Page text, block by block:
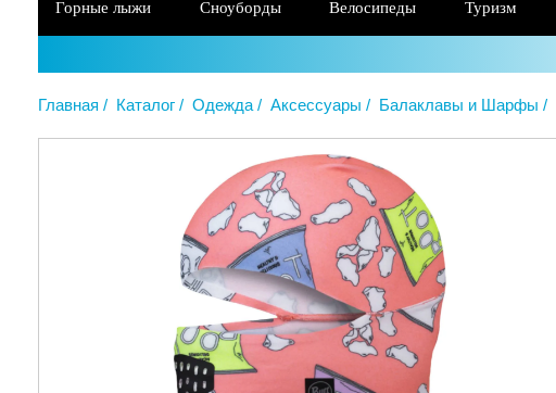
Горные лыжи Сноуборды Велосипеды Туризм
Главная Каталог Одежда Аксессуары Балаклавы и Шарфы